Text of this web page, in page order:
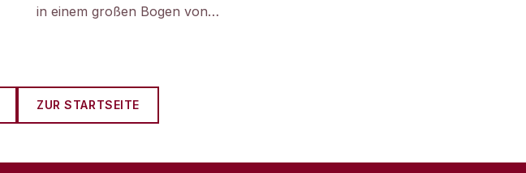
in einem großen Bogen von…
ZUR STARTSEITE